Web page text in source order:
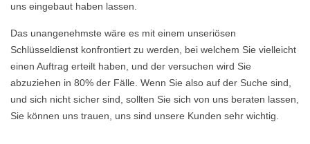
uns eingebaut haben lassen.
Das unangenehmste wäre es mit einem unseriösen
Schlüsseldienst konfrontiert zu werden, bei welchem Sie vielleicht
einen Auftrag erteilt haben, und der versuchen wird Sie
abzuziehen in 80% der Fälle. Wenn Sie also auf der Suche sind,
und sich nicht sicher sind, sollten Sie sich von uns beraten lassen,
Sie können uns trauen, uns sind unsere Kunden sehr wichtig.